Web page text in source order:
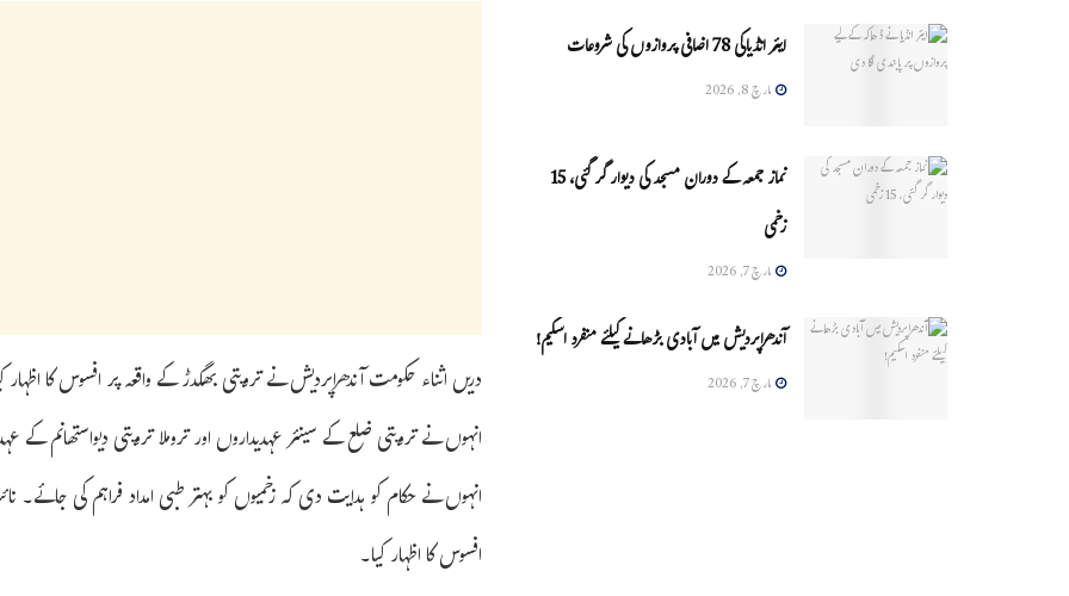
دریں اثناء حکومت آندھراپردیش نے تروپتی بھگدڑ کے واقعہ پر افسوس کا اظہار
انہوں نے تروپتی ضلع کے سینئر عہدیداروں اور تروملا تروپتی دیواستھانم
انہوں نے حکام کو ہدایت دی کہ زخمیوں کو بہتر طبی امداد فراہم کی جائے۔
افسوس کا اظہار کیا۔
ایئر انڈیاکی 78 اضافی پروازوں کی شروعات
مارچ 8, 2026
نماز جمعہ کے دوران مسجد کی دیوار گر گئی، 15
زخمی
مارچ 7, 2026
آندھراپردیش میں آبادی بڑھانے کیلئے منفرد اسکیم!
مارچ 7, 2026